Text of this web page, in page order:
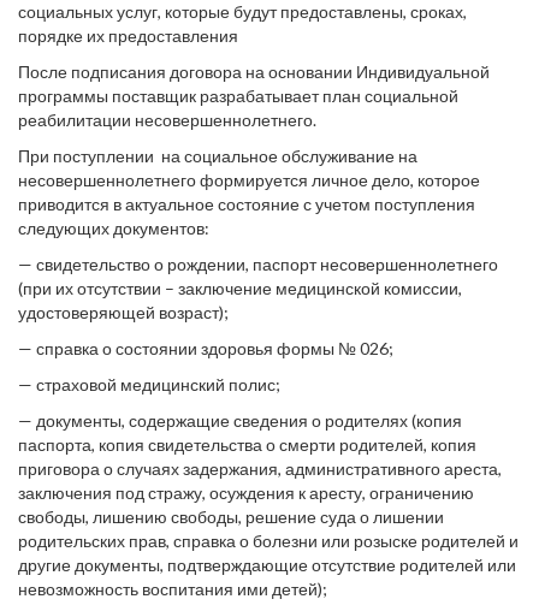
социальных услуг, которые будут предоставлены, сроках,
порядке их предоставления
После подписания договора на основании Индивидуальной
программы поставщик разрабатывает план социальной
реабилитации несовершеннолетнего.
При поступлении на социальное обслуживание на
несовершеннолетнего формируется личное дело, которое
приводится в актуальное состояние с учетом поступления
следующих документов:
— свидетельство о рождении, паспорт несовершеннолетнего
(при их отсутствии – заключение медицинской комиссии,
удостоверяющей возраст);
— справка о состоянии здоровья формы № 026;
— страховой медицинский полис;
— документы, содержащие сведения о родителях (копия
паспорта, копия свидетельства о смерти родителей, копия
приговора о случаях задержания, административного ареста,
заключения под стражу, осуждения к аресту, ограничению
свободы, лишению свободы, решение суда о лишении
родительских прав, справка о болезни или розыске родителей и
другие документы, подтверждающие отсутствие родителей или
невозможность воспитания ими детей);